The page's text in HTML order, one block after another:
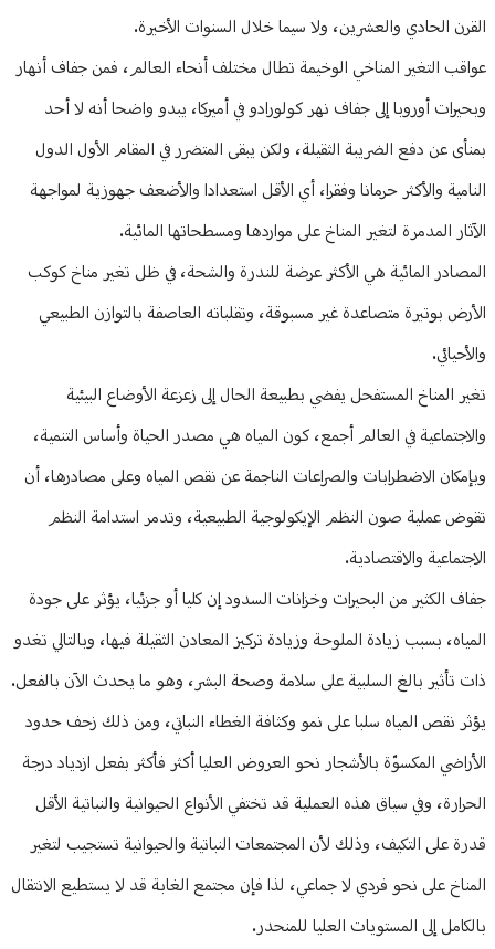
القرن الحادي والعشرين، ولا سيما خلال السنوات الأخيرة.
عواقب التغير المناخي الوخيمة تطال مختلف أنحاء العالم، فمن جفاف أنهار
وبحيرات أوروبا إلى جفاف نهر كولورادو في أميركا، يبدو واضحا أنه لا أحد
بمنأى عن دفع الضريبة الثقيلة، ولكن يبقى المتضرر في المقام الأول الدول
النامية والأكثر حرمانا وفقرا، أي الأقل استعدادا والأضعف جهوزية لمواجهة
الآثار المدمرة لتغير المناخ على مواردها ومسطحاتها المائية.
المصادر المائية هي الأكثر عرضة للندرة والشحة، في ظل تغير مناخ كوكب
الأرض بوتيرة متصاعدة غير مسبوقة، وتقلباته العاصفة بالتوازن الطبيعي
والأحيائي.
تغير المناخ المستفحل يفضي بطبيعة الحال إلى زعزعة الأوضاع البيئية
والاجتماعية في العالم أجمع، كون المياه هي مصدر الحياة وأساس التنمية،
وبإمكان الاضطرابات والصراعات الناجمة عن نقص المياه وعلى مصادرها، أن
تقوض عملية صون النظم الإيكولوجية الطبيعية، وتدمر استدامة النظم
الاجتماعية والاقتصادية.
جفاف الكثير من البحيرات وخزانات السدود إن كليا أو جزئيا، يؤثر على جودة
المياه، بسبب زيادة الملوحة وزيادة تركيز المعادن الثقيلة فيها، وبالتالي تغدو
ذات تأثير بالغ السلبية على سلامة وصحة البشر، وهو ما يحدث الآن بالفعل.
يؤثر نقص المياه سلبا على نمو وكثافة الغطاء النباتي، ومن ذلك زحف حدود
الأراضي المكسوّة بالأشجار نحو العروض العليا أكثر فأكثر بفعل ازدياد درجة
الحرارة، وفي سياق هذه العملية قد تختفي الأنواع الحيوانية والنباتية الأقل
قدرة على التكيف، وذلك لأن المجتمعات النباتية والحيوانية تستجيب لتغير
المناخ على نحو فردي لا جماعي، لذا فإن مجتمع الغابة قد لا يستطيع الانتقال
بالكامل إلى المستويات العليا للمنحدر.